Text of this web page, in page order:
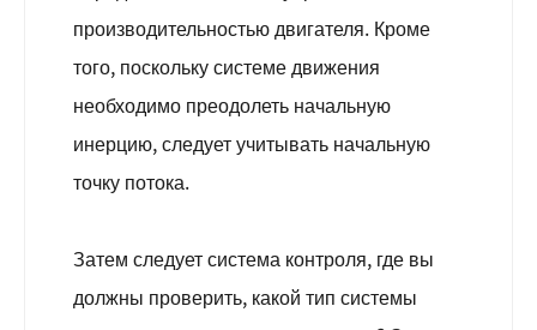
производительностью двигателя. Кроме
того, поскольку системе движения
необходимо преодолеть начальную
инерцию, следует учитывать начальную
точку потока.
Затем следует система контроля, где вы
должны проверить, какой тип системы